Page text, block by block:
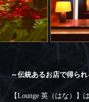
～伝統あるお店で得ら
【Lounge 英（はな）